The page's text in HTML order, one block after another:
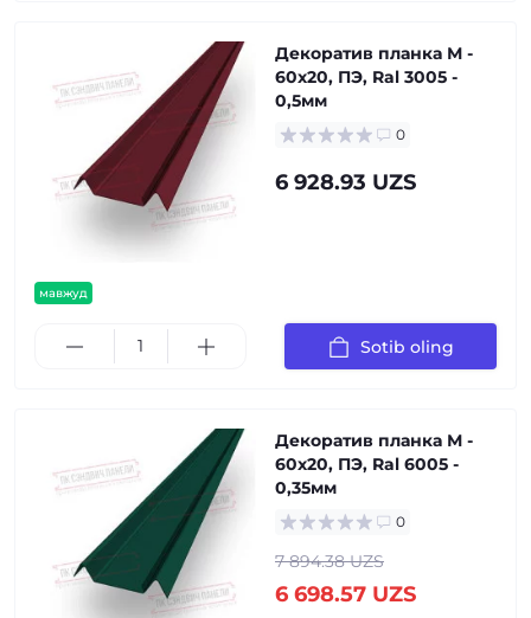
мавжуд
Декоратив планка М -
60х20, ПЭ, Ral 3005 -
0,5мм
0
6 928.93 UZS
Sotib oling
Декоратив планка М -
60х20, ПЭ, Ral 6005 -
0,35мм
0
7 894.38 UZS
6 698.57 UZS